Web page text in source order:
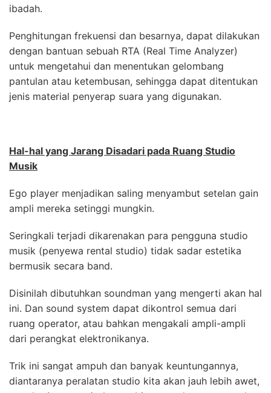
ibadah.
Penghitungan frekuensi dan besarnya, dapat dilakukan
dengan bantuan sebuah RTA (Real Time Analyzer)
untuk mengetahui dan menentukan gelombang
pantulan atau ketembusan, sehingga dapat ditentukan
jenis material penyerap suara yang digunakan.
Hal-hal yang Jarang Disadari pada Ruang Studio
Musik
Ego player menjadikan saling menyambut setelan gain
ampli mereka setinggi mungkin.
Seringkali terjadi dikarenakan para pengguna studio
musik (penyewa rental studio) tidak sadar estetika
bermusik secara band.
Disinilah dibutuhkan soundman yang mengerti akan hal
ini. Dan sound system dapat dikontrol semua dari
ruang operator, atau bahkan mengakali ampli-ampli
dari perangkat elektronikanya.
Trik ini sangat ampuh dan banyak keuntungannya,
diantaranya peralatan studio kita akan jauh lebih awet,